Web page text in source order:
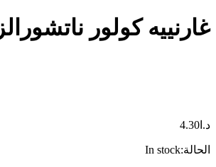
غارنييه كولور ناتشورالز 2.0 لون أسود مضيء
د.ا 4.30
الحالة:In stock